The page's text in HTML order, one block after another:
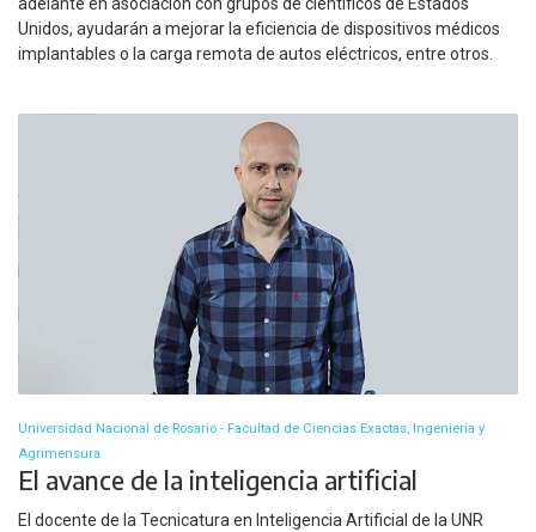
adelante en asociación con grupos de científicos de Estados
Unidos, ayudarán a mejorar la eficiencia de dispositivos médicos
implantables o la carga remota de autos eléctricos, entre otros.
Universidad Nacional de Rosario - Facultad de Ciencias Exactas, Ingeniería y
Agrimensura
El avance de la inteligencia artificial
El docente de la Tecnicatura en Inteligencia Artificial de la UNR